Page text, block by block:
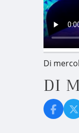
Di
DI